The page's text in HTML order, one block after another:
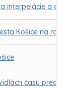
interpelácie a
Košice na roky
času